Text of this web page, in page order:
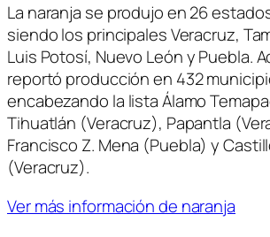
La naranja se produjo en 26
siendo los principales Veracruz,
Luis Potosí, Nuevo León y Puebla.
reportó producción en 432
encabezando la lista Álamo
Tihuatlán (Veracruz), Papantla
Francisco Z. Mena (Puebla) y
(Veracruz).
Ver más información de naranja